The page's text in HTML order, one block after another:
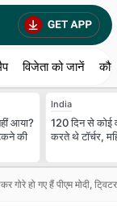
विजेता को जानें
आया?
की
India
120 दिन से कोई
करते थे टॉर्चर,
हो गए हैं पीएम मोदी,